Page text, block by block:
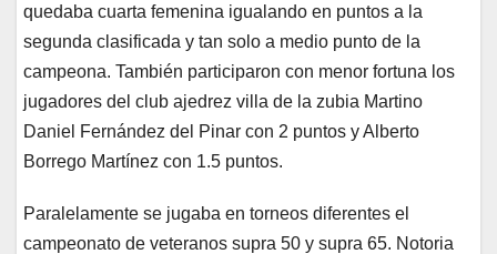
quedaba cuarta femenina igualando en puntos a la
segunda clasificada y tan solo a medio punto de la
campeona. También participaron con menor fortuna los
jugadores del club ajedrez villa de la zubia Martino
Daniel Fernández del Pinar con 2 puntos y Alberto
Borrego Martínez con 1.5 puntos.
Paralelamente se jugaba en torneos diferentes el
campeonato de veteranos supra 50 y supra 65. Notoria